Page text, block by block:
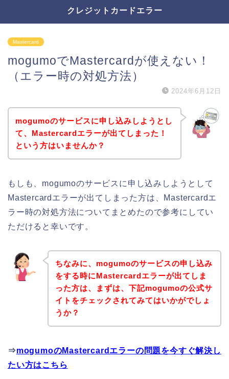
クレジットカードエラー
Mastercard
mogumoでMastercardが使えない！
（エラー時の対処方法）
2024年6月12日
mogumoのサービスに申し込みしようとし
て、Mastercardエラーが出てしまった！
という方はいませんか？
もしも、mogumoのサービスに申し込みしようとして
Mastercardエラーが出てしまった方は、Mastercardエ
ラー時の対処方法についてまとめたので参考にしてい
ただけると幸いです。
ちなみに、mogumoのサービスの申し込み
をする時にMastercardエラーが出てしま
った方は、まずは、下記mogumoの公式サ
イトをチェックされてみてはいかがでしょ
うか？
⇒mogumoのMastercardエラーの問題を今すぐ解決し
たい方はこちら